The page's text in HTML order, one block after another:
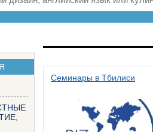
Семинары в Тбилиси